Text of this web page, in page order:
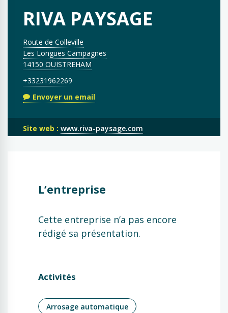
RIVA PAYSAGE
Route de Colleville
Les Longues Campagnes
14150 OUISTREHAM
+33231962269
Envoyer un email
Site web : www.riva-paysage.com
L’entreprise
Cette entreprise n’a pas encore
rédigé sa présentation.
Activités
Arrosage automatique